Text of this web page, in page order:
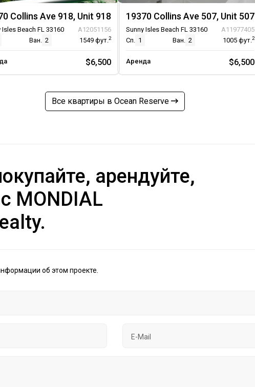
Collins Ave 918, Unit 918
Isles Beach FL 33160
A12051156
Ван. 2 1549 фут.2
$6,500
19370 Collins Ave 507, Unit 507
Sunny Isles Beach FL 33160
A11977405
Сп. 1 Ван. 2 1005 фут.2
Аренда $6,500
Все квартиры в Ocean Reserve
арендуйте,
MONDIAL
об этом проекте.